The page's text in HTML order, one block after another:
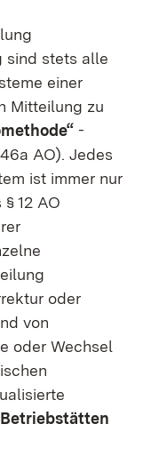
sind stets alle
einer
Mitteilung zu
-
AO). Jedes
ist immer nur
12 AO
oder
von
oder Wechsel